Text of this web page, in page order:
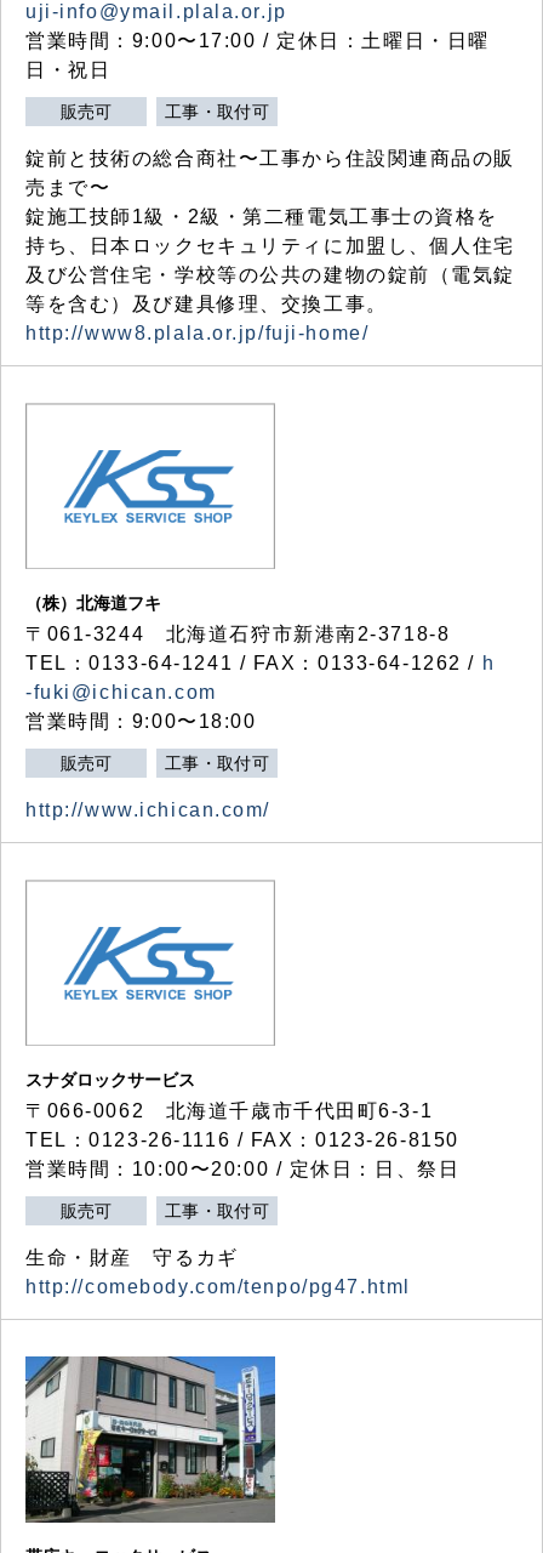
uji-info@ymail.plala.or.jp
営業時間：9:00〜17:00 / 定休日：土曜日・日曜
日・祝日
販売可 工事・取付可
錠前と技術の総合商社〜工事から住設関連商品の販
売まで〜
錠施工技師1級・2級・第二種電気工事士の資格を
持ち、日本ロックセキュリティに加盟し、個人住宅
及び公営住宅・学校等の公共の建物の錠前（電気錠
等を含む）及び建具修理、交換工事。
http://www8.plala.or.jp/fuji-home/
（株）北海道フキ
〒061-3244 北海道石狩市新港南2-3718-8
TEL：0133-64-1241 / FAX：0133-64-1262 / h
-fuki@ichican.com
営業時間：9:00〜18:00
販売可 工事・取付可
http://www.ichican.com/
スナダロックサービス
〒066-0062 北海道千歳市千代田町6-3-1
TEL：0123-26-1116 / FAX：0123-26-8150
営業時間：10:00〜20:00 / 定休日：日、祭日
販売可 工事・取付可
生命・財産 守るカギ
http://comebody.com/tenpo/pg47.html